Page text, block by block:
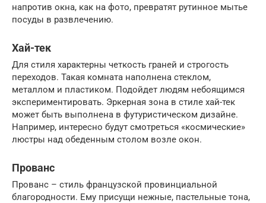
напротив окна, как на фото, превратят рутинное мытье
посуды в развлечению.
Хай-тек
Для стиля характерны четкость граней и строгость
переходов. Такая комната наполнена стеклом,
металлом и пластиком. Подойдет людям небоящимся
экспериментировать. Эркерная зона в стиле хай-тек
может быть выполнена в футуристическом дизайне.
Например, интересно будут смотреться «космические»
люстры над обеденным столом возле окон.
Прованс
Прованс – стиль французской провинциальной
благородности. Ему присущи нежные, пастельные тона,